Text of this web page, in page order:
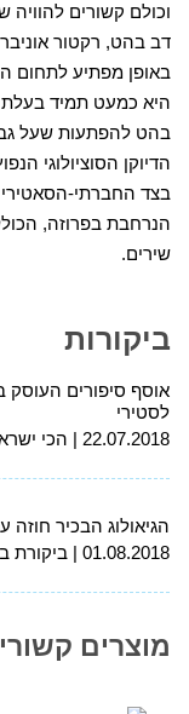
וכולם קשורים להוויה
דב בהט, רקטור
באופן מפתיע לתחום
היא כמעט תמיד בעלת
בהט להפתעות שעל
הדיוקן הסוציולוגי
בצד החברתי-הסאטירי
הנרחבת בפרוזה,
שירים.
ביקורות
אוסף סיפורים העוסק
לסטירי
22.07.2018
הכי
הגיאולוג הבכיר חוזה
01.08.2018
ביקורת
מוצרים